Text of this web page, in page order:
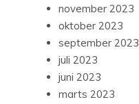
november 2023
oktober 2023
september 2023
juli 2023
juni 2023
marts 2023